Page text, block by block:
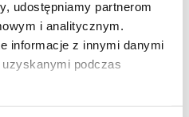
udostępniamy partnerom
i analitycznym.
informacje z innymi danymi
podczas